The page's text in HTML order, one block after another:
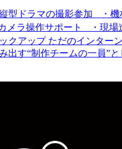
型ドラマの撮影参加 ・機
メラ操作サポート ・現場
クアップ ただのインター
出す“制作チームの一員”と